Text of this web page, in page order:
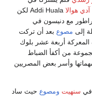
هوالا
Addi Huala لكن
مع دنيسون في
إلى مصوع بعد أن تركت
أربعة عشر بلوك
من أكفأ الضباط
وأسر بعض المصريين
في سنهيت ومصوع حيث ساد